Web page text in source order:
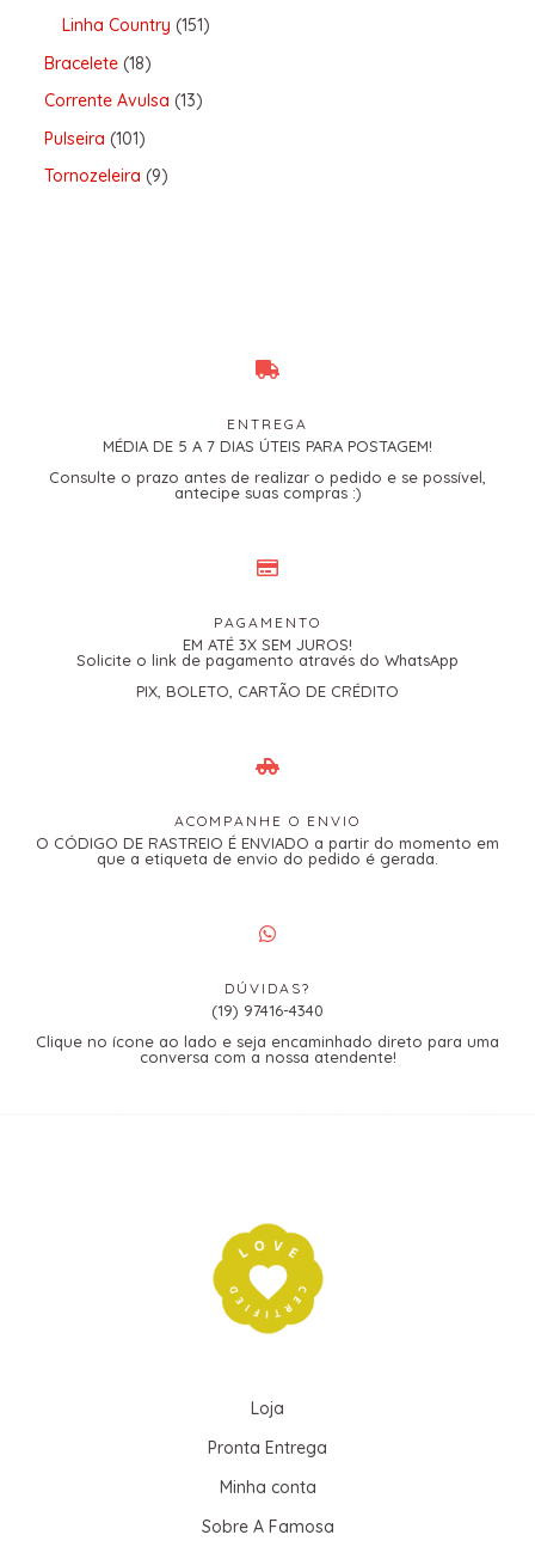
Linha Country 151
Bracelete 18
Corrente Avulsa 13
Pulseira 101
Tornozeleira 9
ENTREGA
MÉDIA DE 5 A 7 DIAS ÚTEIS PARA POSTAGEM!
Consulte o prazo antes de realizar o pedido e se possível,
antecipe suas compras :)
PAGAMENTO
EM ATÉ 3X SEM JUROS!
Solicite o link de pagamento através do WhatsApp
PIX, BOLETO, CARTÃO DE CRÉDITO
ACOMPANHE O ENVIO
O CÓDIGO DE RASTREIO É ENVIADO a partir do momento em
que a etiqueta de envio do pedido é gerada.
DÚVIDAS?
(19) 97416-4340
Clique no ícone ao lado e seja encaminhado direto para uma
conversa com a nossa atendente!
Loja
Pronta Entrega
Minha conta
Sobre A Famosa